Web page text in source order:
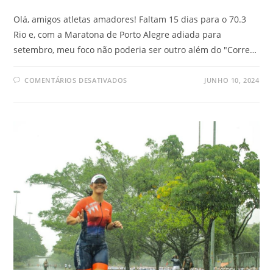
Olá, amigos atletas amadores! Faltam 15 dias para o 70.3
Rio e, com a Maratona de Porto Alegre adiada para
setembro, meu foco não poderia ser outro além do "Corre…
COMENTÁRIOS DESATIVADOS JUNHO 10, 2024